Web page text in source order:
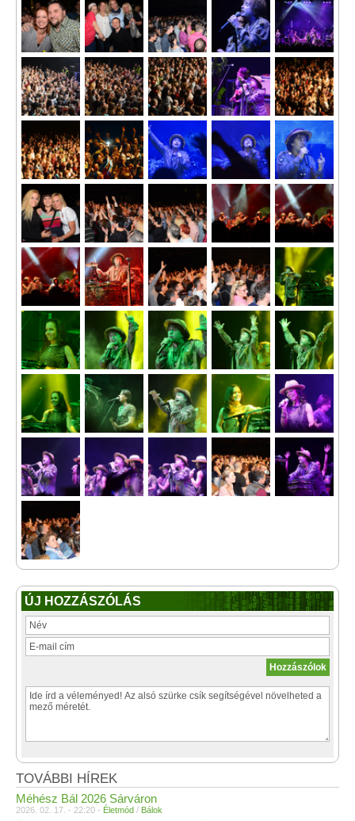
ÚJ HOZZÁSZÓLÁS
TOVÁBBI HÍREK
Méhész Bál 2026 Sárváron
2026. 02. 17. - 22:20 - Életmód / Bálok